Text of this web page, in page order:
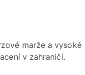
marže a vysoké
v zahraničí.